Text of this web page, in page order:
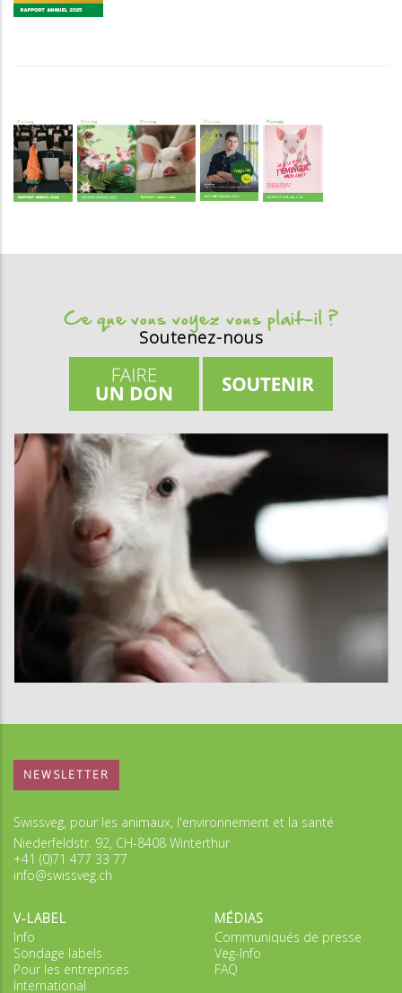
Ce que vous voyez vous plait-il ?
Soutenez-nous
NEWSLETTER
Swissveg, pour les animaux, l'environnement et la santé
Niederfeldstr. 92, CH-8408 Winterthur
+41 (0)71 477 33 77
info@swissveg.ch
V-LABEL
Info
Sondage labels
Pour les entreprises
International
MÉDIAS
Communiqués de presse
Veg-Info
FAQ